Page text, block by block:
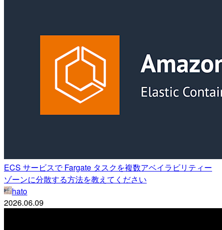
ECS サービスで Fargate タスクを複数アベイラビリティー
ゾーンに分散する方法を教えてください
hato
2026.06.09